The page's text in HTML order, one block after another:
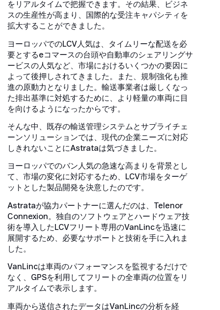
をリアルタイムで把握できます。その結果、ビジネ
スの生産性が高まり、国際的な受注キャパシティを
拡大することができました。
ヨーロッパでのLCV人気は、タイムリーな配送を必
要とするeコマースの台頭や自動車のシェアリングサ
ービスの人気など、市場におけるいくつかの要因に
よって後押しされてきました。また、規制強化も推
進の原動力となりました。輸送事業者は厳しくなっ
た排出基準に対処するために、より軽量の車両に目
を向けるようになったからです。
そんな中、既存の輸送管理システムとサプライチェ
ーンソリューションでは、現代の企業ニーズに対応
しきれないことにAstrataは気づきました。
ヨーロッパでのバン人気の急速な高まりを背景とし
て、市場の変化に対応するため、LCV市場をターゲ
ットとした製品開発を決意したのです。
Astrataが協力パートナーに選んだのは、Telenor
Connexion。独自のソフトウェアとハ​​ードウェア技
術を導入したLCVフリート専用のVanLincを迅速に
展開するため、必要なサポートと技術を手に入れま
した。
VanLincは車両のパフォーマンスを監視するだけで
なく、GPSを利用してフリートの全車両の位置をリ
アルタイムで表示します。
車両から送信されたデータはVanLincの分析を経